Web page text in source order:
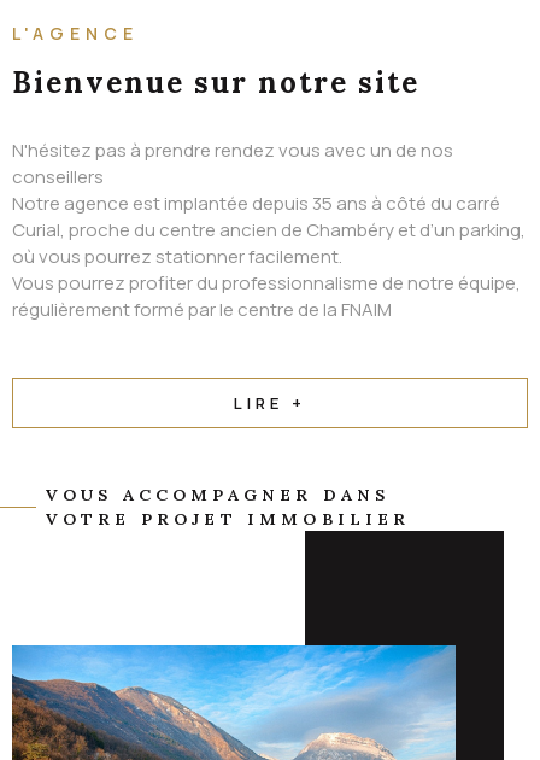
L'AGENCE
Bienvenue sur notre site
N'hésitez pas à prendre rendez vous avec un de nos
conseillers
Notre agence est implantée depuis 35 ans à côté du carré
Curial, proche du centre ancien de Chambéry et d’un parking,
où vous pourrez stationner facilement.
Vous pourrez profiter du professionnalisme de notre équipe,
régulièrement formé par le centre de la FNAIM
LIRE +
VOUS ACCOMPAGNER DANS
VOTRE PROJET IMMOBILIER